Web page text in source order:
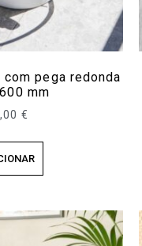
pega redonda
mm
€